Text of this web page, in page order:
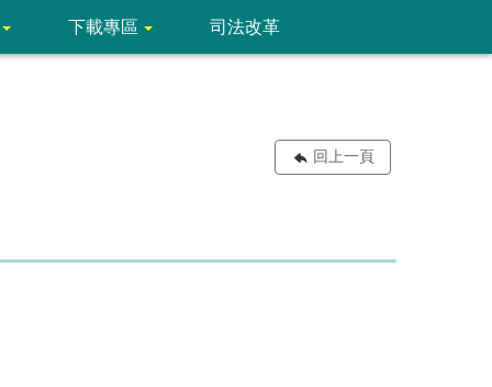
下載專區 司法改革
回上一頁